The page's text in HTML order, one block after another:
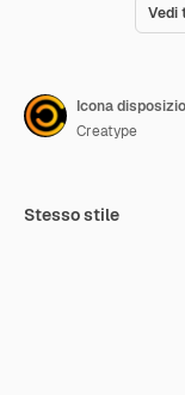
Vedi
Icona
Creatype
Stesso stile